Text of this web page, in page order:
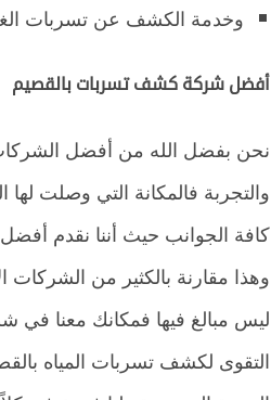
وخدمة الكشف عن تسربات
أفضل شركة كشف تسربات بالقصيم
نحن بفضل الله من أفضل
والتجربة فالمكانة التي وصلت
كافة الجوانب حيث أننا نقدم
وهذا مقارنة بالكثير من
ليس مبالغ فيها فمكانك معنا في
التقوى لكشف تسربات المياه